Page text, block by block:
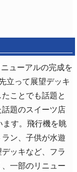
ューアルの完成を
立って展望デッキ
ことでも話題と
題のスイーツ店
す。飛行機を眺
ン、子供が水遊
ッキなど、フラ
一部のリニュー